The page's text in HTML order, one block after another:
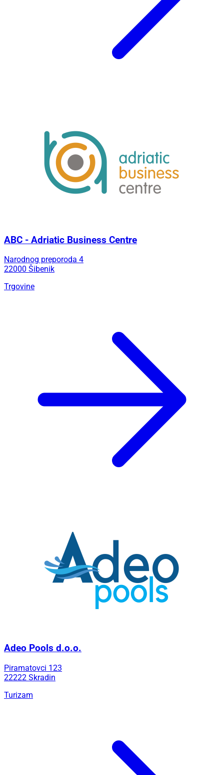
ABC - Adriatic Business Centre
Narodnog preporoda 4
22000 Šibenik
Trgovine
Adeo Pools d.o.o.
Piramatovci 123
22222 Skradin
Turizam